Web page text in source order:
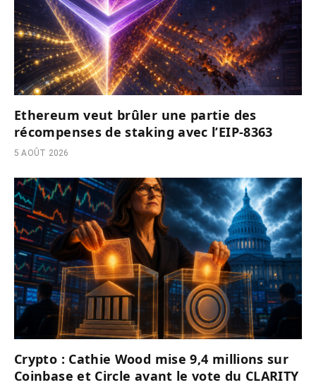
Ethereum veut brûler une partie des
récompenses de staking avec l’EIP-8363
5 AOÛT 2026
Crypto : Cathie Wood mise 9,4 millions sur
Coinbase et Circle avant le vote du CLARITY